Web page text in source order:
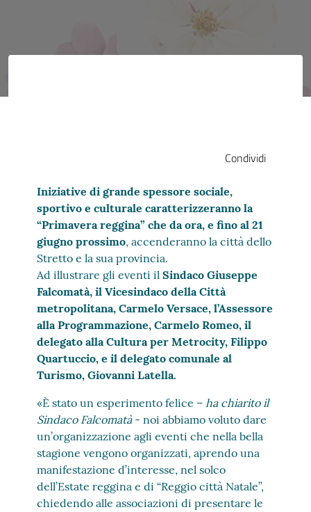
Condividi
Iniziative di grande spessore sociale,
sportivo e culturale caratterizzeranno la
“Primavera reggina” che da ora, e fino al 21
giugno prossimo, accenderanno la città dello
Stretto e la sua provincia.
Ad illustrare gli eventi ilSindaco Giuseppe
Falcomatà, il Vicesindaco della Città
metropolitana, Carmelo Versace, l’Assessore
alla Programmazione, Carmelo Romeo, il
delegato alla Cultura per Metrocity, Filippo
Quartuccio, e il delegato comunale al
Turismo, Giovanni Latella.
«È stato un esperimento felice –ha chiarito il
Sindaco Falcomatà- noi abbiamo voluto dare
un’organizzazione agli eventi che nella bella
stagione vengono organizzati, aprendo una
manifestazione d’interesse, nel solco
dell’Estate reggina e di “Reggio città Natale”,
chiedendo alle associazioni di presentare le